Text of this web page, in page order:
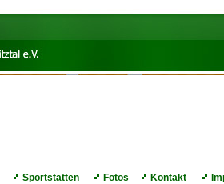
Sportstätten Fotos Kontakt